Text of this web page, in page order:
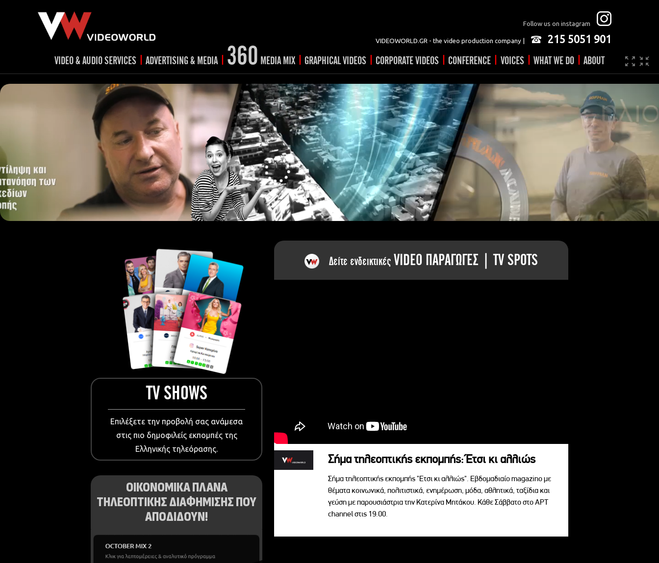
Follow us on instagram
VIDEOWORLD.GR - the video production company | 215 5051 901
VIDEO & AUDIO SERVICES
TV spots
RADIO spots
Post production
Corporate videos
Trailer & Σήματα εκπομπών
Cultural videos
video applications for museums,
archeological sites & exhibitions
Product presentations
Documentary
Events & Conference
Dissemination material
Medical & Pharmaceutical
VIDEO Projections
Kids content
| ADVERTISING & MEDIA
RADIOadvertising
TVadvertising
Social Media video shorts
Creative Prints
Outdoor advertising
Media planning & mix
Visual material
European Media
| 360 MEDIA MIX | GRAPHICAL VIDEOS | CORPORATE VIDEOS | CONFERENCE | VOICES | WHAT WE DO | ABOUT
Company
JOBS
Video made easy
Contact
TV SHOWS
Επιλέξετε την προβολή σας ανάμεσα
στις πιο δημοφιλείς εκπομπές της
Ελληνικής τηλεόρασης.
ΟΙΚΟΝΟΜΙΚΑ ΠΛΑΝΑ
ΤΗΛΕΟΠΤΙΚΗΣ ΔΙΑΦΗΜΙΣΗΣ ΠΟΥ
ΑΠΟΔΙΔΟΥΝ!
Δείτε ενδεικτικές VIDEO ΠΑΡΑΓΩΓΕΣ | TV SPOTS
Σήμα τηλεοπτικής εκπομπής: Έτσι κι αλλιώς
Σήμα τηλεοπτικής εκπομπής "Ετσι κι αλλιώς". Εβδομαδιαίο magazino με
θέματα κοινωνικά, πολιτιστικά, ενημέρωση, μόδα, αθλητικά, ταξίδια και
γεύση με παρουσιάστρια την Κατερίνα Μητάκου. Κάθε Σάββατο στο ΑΡΤ
channel στις 19:00.